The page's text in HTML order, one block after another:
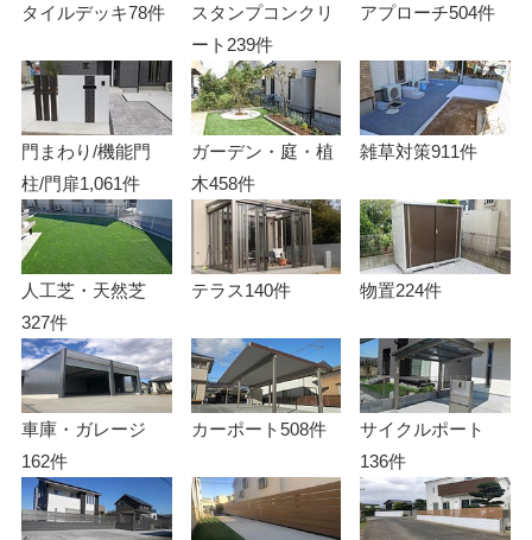
タイルデッキ78件
スタンプコンクリ
ート 239件
アプローチ504件
門まわり/機能門
柱/門扉1,061件
ガーデン・庭・植
木458件
雑草対策911件
人工芝・天然芝
327件
テラス140件 物置224件
車庫・ガレージ
162件
カーポート508件
サイクルポート
136件